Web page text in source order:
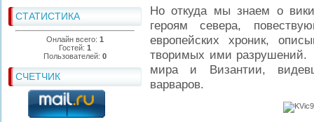
СТАТИСТИКА
Онлайн всего: 1
Гостей: 1
Пользователей: 0
СЧЕТЧИК
Но откуда мы знаем о
героям севера,
европейских хроник,
творимых ими разрушений.
мира и Византии,
варваров.